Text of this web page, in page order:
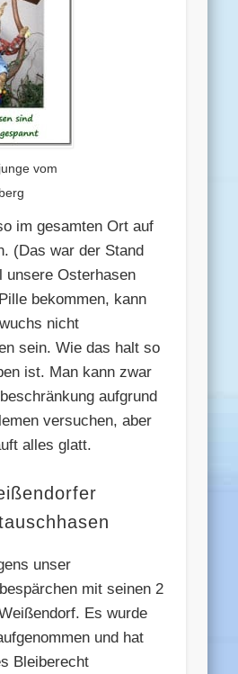
vom
im gesamten Ort auf
(Das war der Stand
unsere Osterhasen
bekommen, kann
nicht
sein. Wie das halt so
ist. Man kann zwar
aufgrund
versuchen, aber
alles glatt.
unser
mit seinen 2
Es wurde
und hat
Bleiberecht